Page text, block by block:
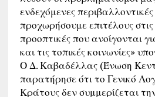
ενδεχόμενες
προχωρήσουμε επιτέλους στις
προοπτικές που ανοίγονται
και τις τοπικές κοινωνίες»
Ο Δ. Καβαδέλλας (Ένωση
παρατήρησε ότι το Γενικό
Κράτους δεν συμμερίζεται